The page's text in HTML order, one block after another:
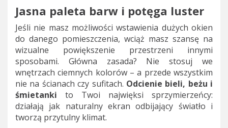
Jasna paleta barw i potęga luster
Jeśli nie masz możliwości wstawienia dużych okien
do danego pomieszczenia, wciąż masz szansę na
wizualne powiększenie przestrzeni innymi
sposobami. Główna zasada? Nie stosuj we
wnętrzach ciemnych kolorów – a przede wszystkim
nie na ścianach czy sufitach. Odcienie bieli, beżu i
śmietanki to Twoi najwięksi sprzymierzeńcy:
działają jak naturalny ekran odbijający światło i
tworzą przytulny klimat.